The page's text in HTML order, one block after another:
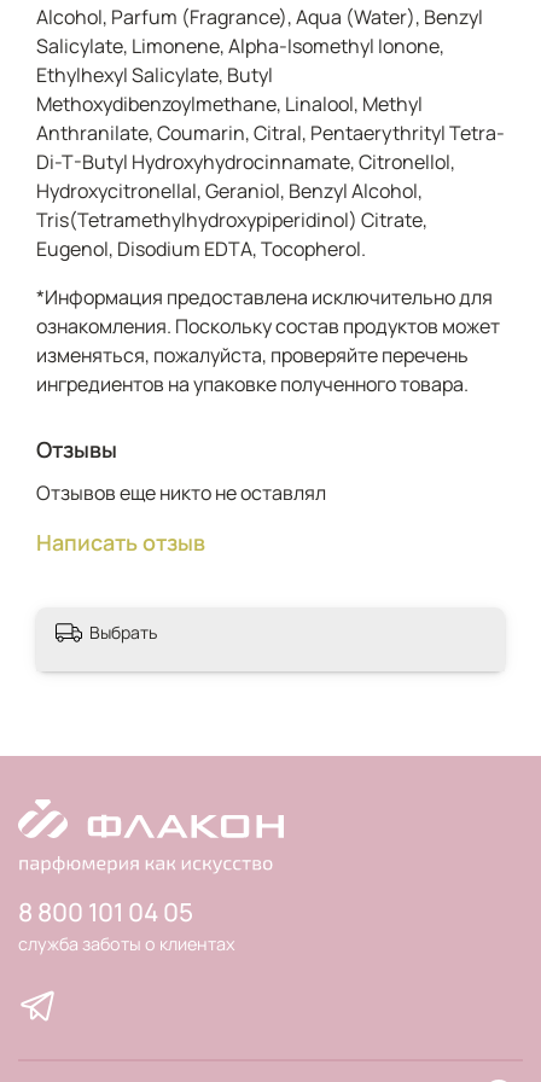
нашли свой идеальный аромат и хотят
наслаждаться им максимально долго.
Alcohol, Parfum (Fragrance), Aqua (Water), Benzyl
Salicylate, Limonene, Alpha-Isomethyl Ionone,
Ethylhexyl Salicylate, Butyl
Methoxydibenzoylmethane, Linalool, Methyl
Anthranilate, Coumarin, Citral, Pentaerythrityl Tetra-
Di-T-Butyl Hydroxyhydrocinnamate, Citronellol,
Hydroxycitronellal, Geraniol, Benzyl Alcohol,
Tris(Tetramethylhydroxypiperidinol) Citrate,
Eugenol, Disodium EDTA, Tocopherol.
*Информация предоставлена исключительно для
ознакомления. Поскольку состав продуктов может
изменяться, пожалуйста, проверяйте перечень
ингредиентов на упаковке полученного товара.
Отзывы
Отзывов еще никто не оставлял
Написать отзыв
Выбрать
8 800 101 04 05
служба заботы о клиентах